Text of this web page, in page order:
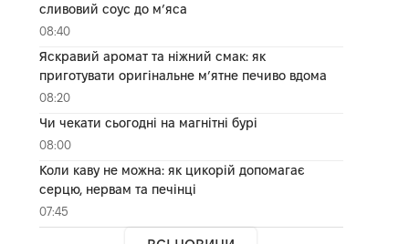
сливовий соус до мʼяса
08:40
Яскравий аромат та ніжний смак: як
приготувати оригінальне м’ятне печиво вдома
08:20
Чи чекати сьогодні на магнітні бурі
08:00
Коли каву не можна: як цикорій допомагає
серцю, нервам та печінці
07:45